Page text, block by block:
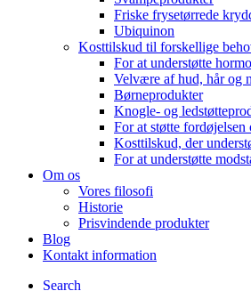
Friske frysetørrede
Ubiquinon
Kosttilskud til forskellige
For at understøtte
Velvære af hud, hår og
Børneprodukter
Knogle- og
For at støtte fordøjelsen
Kosttilskud, der
For at understøtte
Om os
Vores filosofi
Historie
Prisvindende produkter
Blog
Kontakt information
Search